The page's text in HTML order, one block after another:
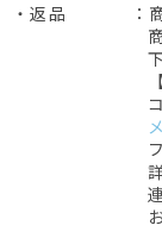
・返品
：